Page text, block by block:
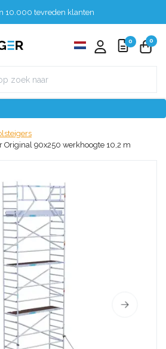
10.000 tevreden klanten
0 0
Original 90x250 werkhoogte 10,2 m